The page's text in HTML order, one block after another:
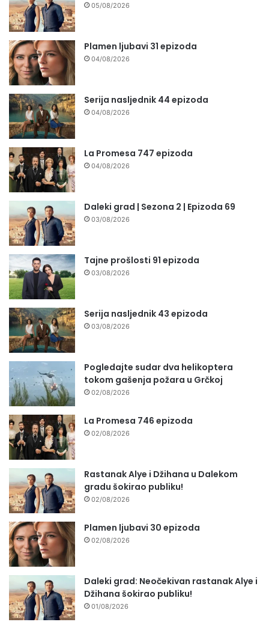
05/08/2026
Plamen ljubavi 31 epizoda
04/08/2026
Serija nasljednik 44 epizoda
04/08/2026
La Promesa 747 epizoda
04/08/2026
Daleki grad | Sezona 2 | Epizoda 69
03/08/2026
Tajne prošlosti 91 epizoda
03/08/2026
Serija nasljednik 43 epizoda
03/08/2026
Pogledajte sudar dva helikoptera
tokom gašenja požara u Grčkoj
02/08/2026
La Promesa 746 epizoda
02/08/2026
Rastanak Alye i Džihana u Dalekom
gradu šokirao publiku!
02/08/2026
Plamen ljubavi 30 epizoda
02/08/2026
Daleki grad: Neočekivan rastanak Alye i
Džihana šokirao publiku!
01/08/2026